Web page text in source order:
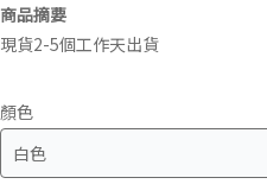
商品摘要
現貨2-5個工作天出貨
顏色